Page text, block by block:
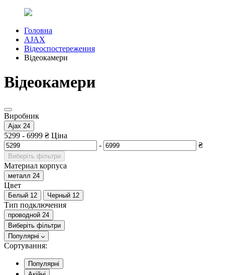
Головна
AJAX
Відеоспостереження
Відеокамери
Відеокамери
Виробник
Ajax 24
5299 - 6999 ₴ Ціна
-
₴
Виберіть фільтри
Материал корпуса
металл 24
Цвет
Белый 12 Черный 12
Тип подключения
проводной 24
Виберіть фільтри
Популярні
Сортування:
Популярні